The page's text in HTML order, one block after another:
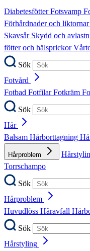
DiabetesfötterFotsvamp
Förhårdnader och liktornar
Skavsår Skydd och
fötter och hälsprickor
Sök
Fotvård
Fotbad FotfilarFotkräm
Sök
Hår
Balsam Hårborttagning
Hårproblem
Torrschampo
Sök
Hårproblem
Huvudlöss Håravfall
Sök
Hårstyling